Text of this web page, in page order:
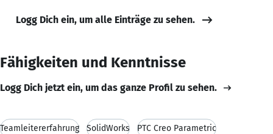
Logg Dich ein, um alle Einträge zu sehen.
Fähigkeiten und Kenntnisse
Logg Dich jetzt ein, um das ganze Profil zu sehen.
Teamleitererfahrung SolidWorks PTC Creo Parametric